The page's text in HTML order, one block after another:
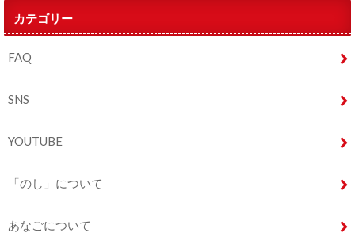
カテゴリー
FAQ
SNS
YOUTUBE
「のし」について
あなごについて